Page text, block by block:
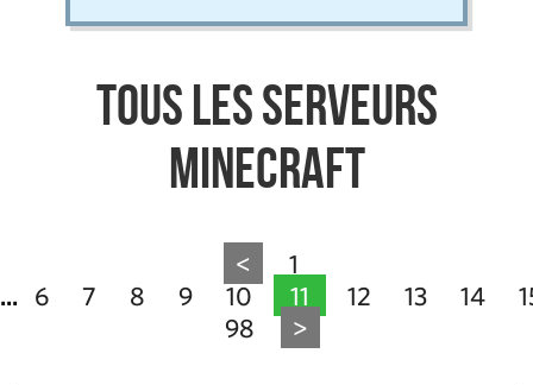
Tous les serveurs
Minecraft
< 1
... 6 7 8 9 10 11 12 13 14
98
>